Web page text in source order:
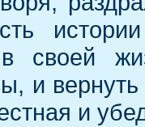
своей
и
и